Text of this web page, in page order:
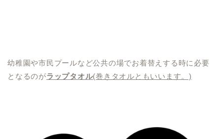
幼稚園や市民プールなど公共の場でお着替えする時に必要
となるのがラップタオル(巻きタオルともいいます。)